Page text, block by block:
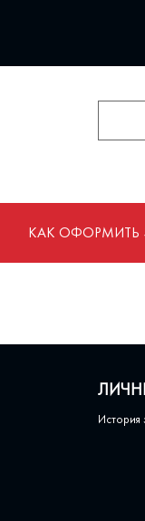
КАК ОФОРМИТЬ
История